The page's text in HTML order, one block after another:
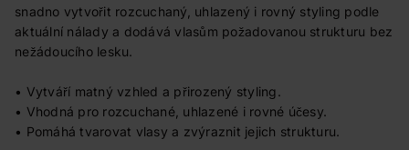
snadno vytvořit rozcuchaný, uhlazený i rovný styling podle
aktuální nálady a dodává vlasům požadovanou strukturu bez
nežádoucího lesku.
• Vytváří matný vzhled a přirozený styling.
• Vhodná pro rozcuchané, uhlazené i rovné účesy.
• Pomáhá tvarovat vlasy a zvýraznit jejich strukturu.